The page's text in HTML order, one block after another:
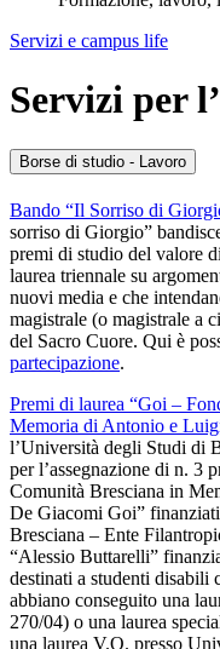
Servizi e campus life
Servizi per
Borse di studio - Lavoro
Bando “Il Sorriso di
sorriso di Giorgio”
premi di studio del valore
laurea triennale su
nuovi media e che
magistrale (o magistrale a
del Sacro Cuore. Qui è
partecipazione.
Premi di laurea “Goi –
Memoria di Antonio e
l’Università degli Studi di
per l’assegnazione di n. 3
Comunità Bresciana in
De Giacomi Goi”
Bresciana – Ente
“Alessio Buttarelli”
destinati a studenti disabili
abbiano conseguito una
270/04) o una laurea
una laurea V.O. presso